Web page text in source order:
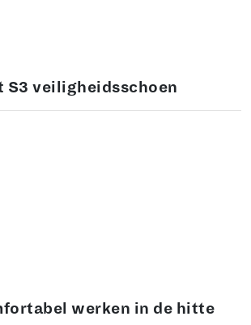
S3 veiligheidsschoen
werken in de hitte